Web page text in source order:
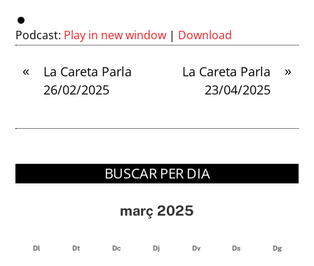
Podcast: Play in new window | Download
«
La Careta Parla
26/02/2025
»
La Careta Parla
23/04/2025
BUSCAR PER DIA
març 2025
Dl Dt Dc Dj Dv Ds Dg